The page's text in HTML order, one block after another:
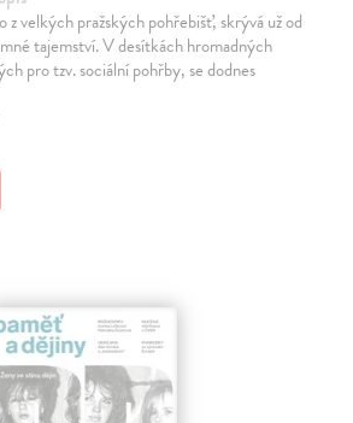
velkých pražských pohřebišť, skrývá už od
tajemství. V desítkách hromadných
pro tzv. sociální pohřby, se dodnes